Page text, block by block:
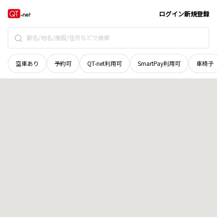
ログイン新規登録
空車あり 予約可 QT-net利用可 SmartPay利用可 車椅子
広島県